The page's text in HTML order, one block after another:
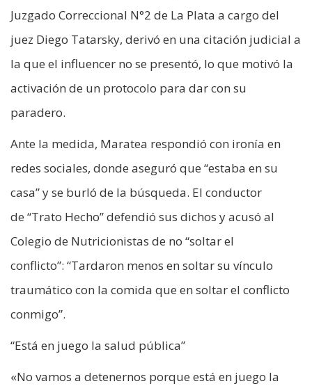
Juzgado Correccional N°2 de La Plata a cargo del
juez Diego Tatarsky, derivó en una citación judicial a
la que el influencer no se presentó, lo que motivó la
activación de un protocolo para dar con su
paradero.
Ante la medida, Maratea respondió con ironía en
redes sociales, donde aseguró que “estaba en su
casa” y se burló de la búsqueda. El conductor
de “Trato Hecho” defendió sus dichos y acusó al
Colegio de Nutricionistas de no “soltar el
conflicto”: “Tardaron menos en soltar su vínculo
traumático con la comida que en soltar el conflicto
conmigo”.
“Está en juego la salud pública”
«No vamos a detenernos porque está en juego la